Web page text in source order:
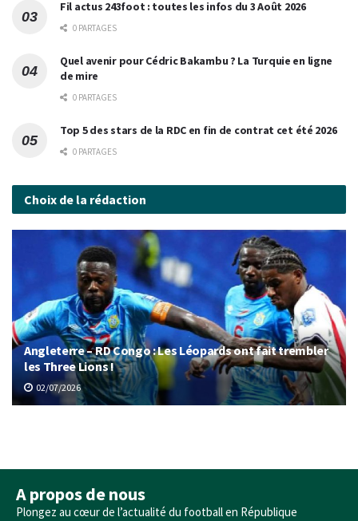
Fil actus 243foot : toutes les infos du 3 Août 2026
0 PARTAGES
Quel avenir pour Cédric Bakambu ? La Turquie en ligne
de mire
0 PARTAGES
Top 5 des stars de la RDC en fin de contrat cet été 2026
0 PARTAGES
Choix de la rédaction
Angleterre – RD Congo : Les Léopards ont fait trembler
les Three Lions !
02/07/2026
A propos de nous
Plongez au cœur de l’actualité du football en République